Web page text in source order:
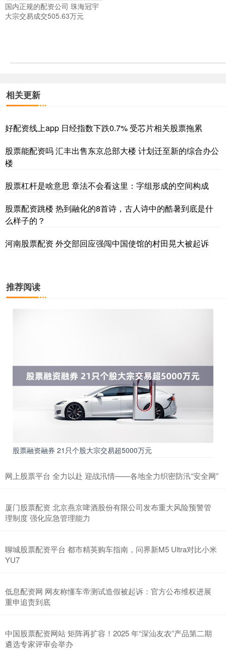
国内正规的配资公司 珠海冠宇
大宗交易成交505.63万元
相关更新
好配资线上app 日经指数下跌0.7% 受芯片相关股票拖累
股票能配资吗 汇丰出售东京总部大楼 计划迁至新的综合办公
楼
股票杠杆是啥意思 章法不会看这里：字组形成的空间构成
股票配资跳楼 热到融化的8首诗，古人诗中的酷暑到底是什
么样子的？
河南股票配资 外交部回应强闯中国使馆的村田晃大被起诉
推荐阅读
股票融资融券 21只个股大宗交易超5000万元
网上股票平台 全力以赴 迎战汛情——各地全力织密防汛“安全网”
厦门股票配资 北京燕京啤酒股份有限公司发布重大风险预警管
理制度 强化应急管理能力
聊城股票配资平台 都市精英购车指南，问界新M5 Ultra对比小米
YU7
低息配资网 网友称懂车帝测试造假被起诉：官方公布维权进展
重申追责到底
中国股票配资网站 矩阵再扩容！2025 年“深汕友农”产品第二期
遴选专家评审会举办